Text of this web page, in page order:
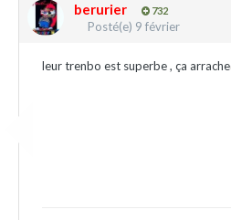
berurier 732
Posté(e) 9 février
leur trenbo est superbe , ça arrache